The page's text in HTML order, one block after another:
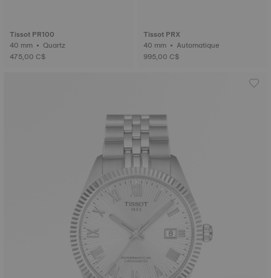
Tissot PR100
40 mm • Quartz
475,00 C$
Tissot PRX
40 mm • Automatique
995,00 C$